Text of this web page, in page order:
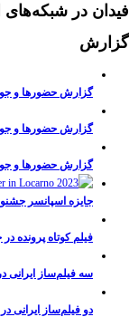
فیدان در شبکه‌های
گزارش
گزارش حضورها و جوایز
گزارش حضورها و جوایز
گزارش حضورها و جوایز
جایزه اسپانسر
فیلم کوتاه پرونده در
سه فیلم‌ساز ایرانی در
دو فیلم‌ساز ایرانی در